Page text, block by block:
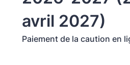
avril 2027)
Paiement de la caution en